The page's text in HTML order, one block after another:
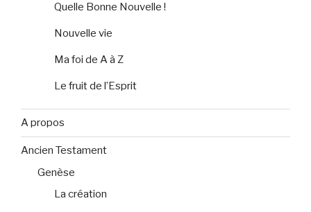
Quelle Bonne Nouvelle !
Nouvelle vie
Ma foi de A à Z
Le fruit de l’Esprit
A propos
Ancien Testament
Genèse
La création